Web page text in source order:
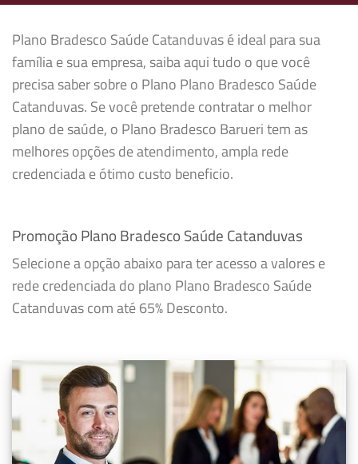
Plano Bradesco Saúde Catanduvas é ideal para sua
família e sua empresa, saiba aqui tudo o que você
precisa saber sobre o Plano Plano Bradesco Saúde
Catanduvas. Se você pretende contratar o melhor
plano de saúde, o Plano Bradesco Barueri tem as
melhores opções de atendimento, ampla rede
credenciada e ótimo custo beneficio.
Promoção Plano Bradesco Saúde Catanduvas
Selecione a opção abaixo para ter acesso a valores e
rede credenciada do plano Plano Bradesco Saúde
Catanduvas com até 65% Desconto.